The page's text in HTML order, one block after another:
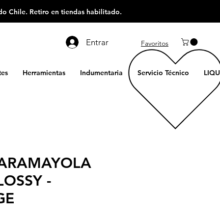
Chile. Retiro en tiendas habilitado.
Entrar Favoritos
Herramientas Indumentaria Servicio Técnico
-